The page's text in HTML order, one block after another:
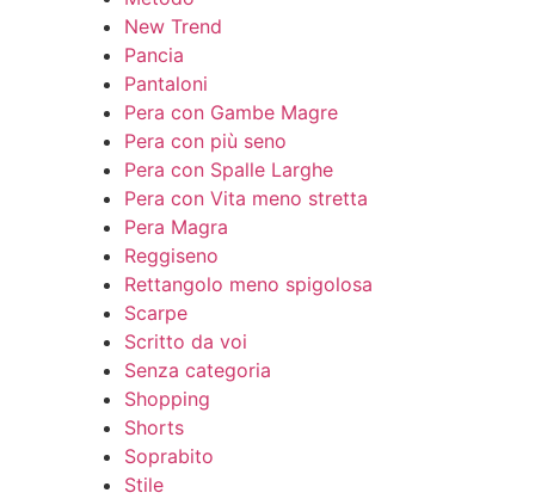
New Trend
Pancia
Pantaloni
Pera con Gambe Magre
Pera con più seno
Pera con Spalle Larghe
Pera con Vita meno stretta
Pera Magra
Reggiseno
Rettangolo meno spigolosa
Scarpe
Scritto da voi
Senza categoria
Shopping
Shorts
Soprabito
Stile